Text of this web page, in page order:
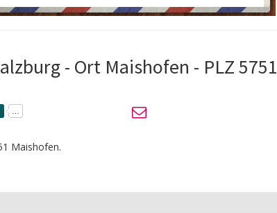
- Ort Maishofen - PLZ 5751
Maishofen.